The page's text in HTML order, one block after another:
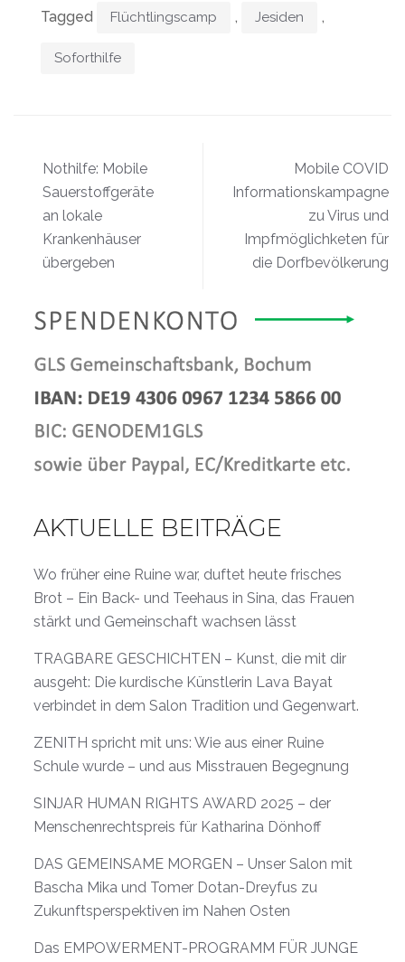
Tagged Flüchtlingscamp , Jesiden ,
Soforthilfe
Beitragsnavigation
Nothilfe: Mobile
Sauerstoffgeräte
an lokale
Krankenhäuser
übergeben
Mobile COVID
Informationskampagne
zu Virus und
Impfmöglichketen für
die Dorfbevölkerung
AKTUELLE BEITRÄGE
Wo früher eine Ruine war, duftet heute frisches
Brot – Ein Back- und Teehaus in Sina, das Frauen
stärkt und Gemeinschaft wachsen lässt
TRAGBARE GESCHICHTEN – Kunst, die mit dir
ausgeht: Die kurdische Künstlerin Lava Bayat
verbindet in dem Salon Tradition und Gegenwart.
ZENITH spricht mit uns: Wie aus einer Ruine
Schule wurde – und aus Misstrauen Begegnung
SINJAR HUMAN RIGHTS AWARD 2025 – der
Menschenrechtspreis für Katharina Dönhoff
DAS GEMEINSAME MORGEN – Unser Salon mit
Bascha Mika und Tomer Dotan-Dreyfus zu
Zukunftsperspektiven im Nahen Osten
Das EMPOWERMENT-PROGRAMM FÜR JUNGE